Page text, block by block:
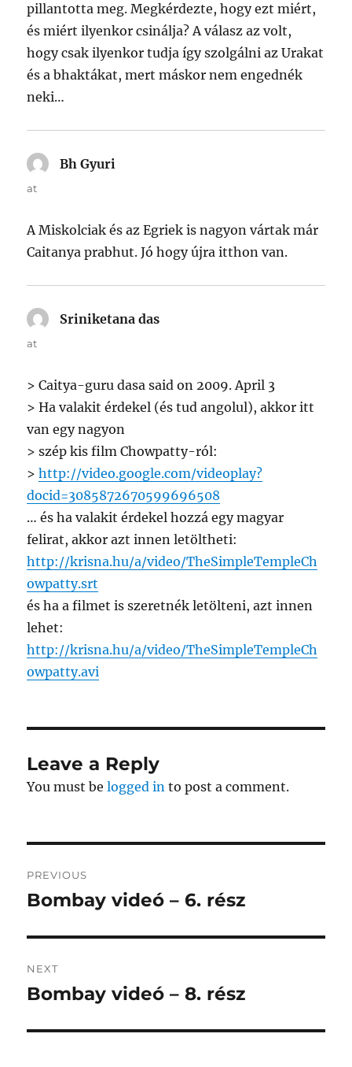
pillantotta meg. Megkérdezte, hogy ezt miért,
és miért ilyenkor csinálja? A válasz az volt,
hogy csak ilyenkor tudja így szolgálni az Urakat
és a bhaktákat, mert máskor nem engednék
neki…
Bh Gyuri
at
A Miskolciak és az Egriek is nagyon vártak már
Caitanya prabhut. Jó hogy újra itthon van.
Sriniketana das
at
> Caitya-guru dasa said on 2009. April 3
> Ha valakit érdekel (és tud angolul), akkor itt
van egy nagyon
> szép kis film Chowpatty-ról:
>http://video.google.com/videoplay?
docid=3085872670599696508
… és ha valakit érdekel hozzá egy magyar
felirat, akkor azt innen letöltheti:
http://krisna.hu/a/video/TheSimpleTempleCh
owpatty.srt
és ha a filmet is szeretnék letölteni, azt innen
lehet:
http://krisna.hu/a/video/TheSimpleTempleCh
owpatty.avi
Leave a Reply
You must belogged in to post a comment.
navigation
PREVIOUS
Previous
Bombay videó – 6. rész
NEXT
Next
Bombay videó – 8. rész